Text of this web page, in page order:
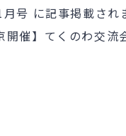
号 に記事掲載され
催】てくのわ交流